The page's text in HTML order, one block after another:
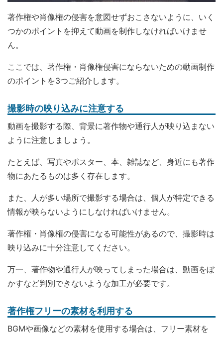
著作権や肖像権の侵害を意図せずおこさないように、いく
つかのポイントを抑えて動画を制作しなければいけませ
ん。
ここでは、著作権・肖像権侵害にならないための動画制作
のポイントを3つご紹介します。
撮影時の映り込みに注意する
動画を撮影する際、背景に著作物や通行人が映り込まない
ように注意しましょう。
たとえば、写真やポスター、本、雑誌など、身近にも著作
物にあたるものは多く存在します。
また、人が多い場所で撮影する場合は、個人が特定できる
情報が映らないようにしなければいけません。
著作権・肖像権の侵害になる可能性があるので、撮影時は
映り込みに十分注意してください。
万一、著作物や通行人が映ってしまった場合は、動画をぼ
かすなど判別できないような加工が必要です。
著作権フリーの素材を利用する
BGMや画像などの素材を使用する場合は、フリー素材を